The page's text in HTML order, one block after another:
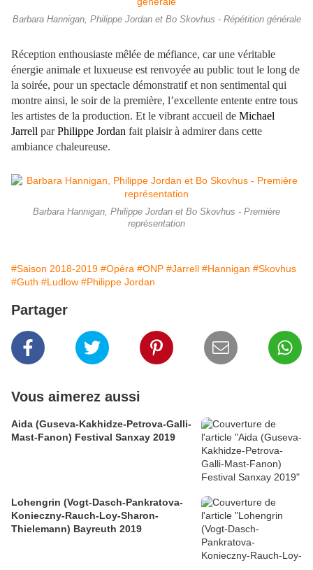
Barbara Hannigan, Philippe Jordan et Bo Skovhus - Répétition générale
Réception enthousiaste mêlée de méfiance, car une véritable
énergie animale et luxueuse est renvoyée au public tout le long de
la soirée, pour un spectacle démonstratif et non sentimental qui
montre ainsi, le soir de la première, l’excellente entente entre tous
les artistes de la production. Et le vibrant accueil de Michael
Jarrell parPhilippe Jordan fait plaisir à admirer dans cette
ambiance chaleureuse.
Barbara Hannigan, Philippe Jordan et Bo Skovhus - Première
représentation
#Saison 2018-2019 #Opéra #ONP #Jarrell #Hannigan #Skovhus
#Guth #Ludlow #Philippe Jordan
Partager
Vous aimerez aussi
Aida (Guseva-Kakhidze-Petrova-Galli-
Mast-Fanon) Festival Sanxay 2019
Lohengrin (Vogt-Dasch-Pankratova-
Konieczny-Rauch-Loy-Sharon-
Thielemann) Bayreuth 2019